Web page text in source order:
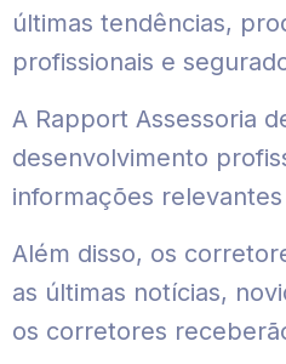
últimas tendências,
profissionais e
A Rapport Assessoria
desenvolvimento
informações
Além disso, os
as últimas notícias,
os corretores